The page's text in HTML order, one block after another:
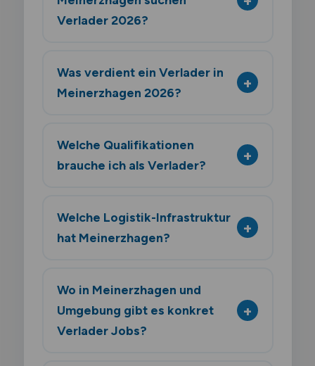
Verlader 2026?
Was verdient ein Verlader in
Meinerzhagen 2026?
Welche Qualifikationen
brauche ich als Verlader?
Welche Logistik-Infrastruktur
hat Meinerzhagen?
Wo in Meinerzhagen und
Umgebung gibt es konkret
Verlader Jobs?